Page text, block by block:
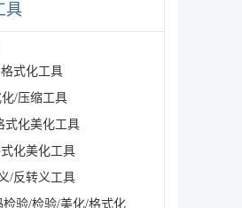
具
格式化工具
/压缩工具
式化美化工具
化美化工具
/反转义工具
检验/检验/美化/格式化